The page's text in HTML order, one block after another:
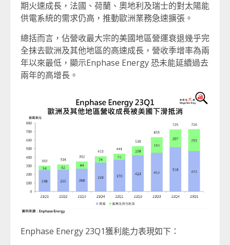
期火速成長，法國、荷蘭、奧地利及瑞士的對太陽能
供電系統的需求仍高，推動歐洲業務急速擴張。
總括而言，佔營收最大宗的美國地區營運衰退幾乎完
全抹去歐洲及其他地區的高速成長，營收季增率為兩
年以來最低，顯示Enphase Energy 恐未能延續過去
兩年的高增長。
Enphase Energy 23Q1獲利能力表現如下：